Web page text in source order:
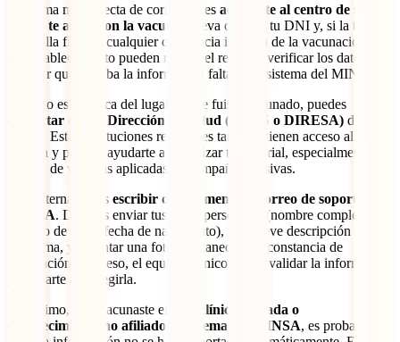
La forma más directa de corregirlo es acercarte al centro de salud
donde te aplicaron la vacuna
. Lleva contigo tu DNI y, si la tienes,
tu cartilla física o cualquier constancia impresa de la vacunación. En
ese establecimiento pueden revisar el registro, verificar los datos y
solicitar que se suba la información faltante al sistema del MINSA.
Si ya no estás cerca del lugar donde fuiste vacunado, puedes
contactar con la Dirección de Salud (DIRIS o DIRESA) de tu
región. Estas instituciones regionales también tienen acceso al
sistema y pueden ayudarte a actualizar tu historial, especialmente si
se trata de vacunas aplicadas en campañas masivas.
Otra alternativa es escribir directamente al correo de soporte del
MINSA. Deberás enviar tus datos personales (nombre completo,
número de DNI, fecha de nacimiento), una breve descripción del
problema, y adjuntar una foto o escaneo de tu constancia de
vacunación. Con eso, el equipo técnico puede validar la información
y ayudarte a corregirla.
Por último, si te vacunaste en una
clínica privada o
establecimiento no afiliado al sistema del MINSA, es probable